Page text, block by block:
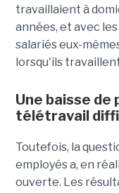
travaillaient à
années, et avec
salariés eux-
lorsqu'ils
Une baisse
télétravail
Toutefois, la
employés a, en
ouverte. Les